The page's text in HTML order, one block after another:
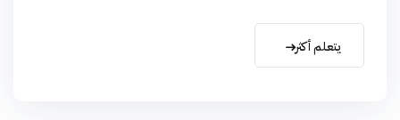
يتعلم أكثر